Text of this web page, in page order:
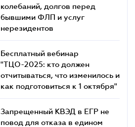
колебаний, долгов перед
бывшими ФЛП и услуг
нерезидентов
Бесплатный вебинар
"ТЦО-2025: кто должен
отчитываться, что изменилось и
как подготовиться к 1 октября"
Запрещенный КВЭД в ЕГР не
повод для отказа в едином